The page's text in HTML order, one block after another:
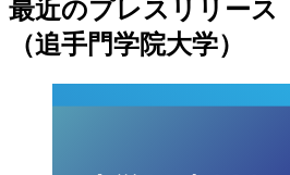
最近のプレスリリース
（追手門学院大学）